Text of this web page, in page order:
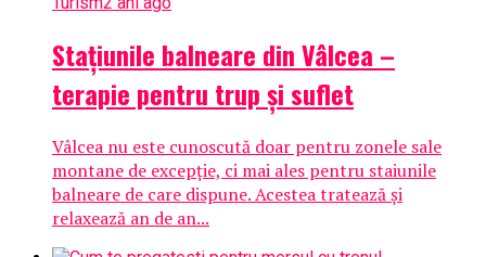
Staţiunile balneare din Vâlcea –
terapie pentru trup şi suflet
Vâlcea nu este cunoscută doar pentru zonele sale
montane de excepţie, ci mai ales pentru staiunile
balneare de care dispune. Acestea tratează şi
relaxează an de an...